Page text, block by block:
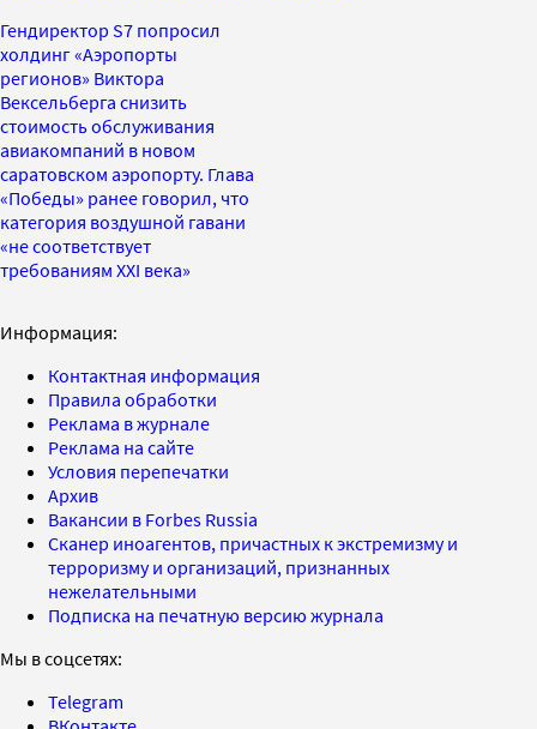
Гендиректор S7 попросил
холдинг «Аэропорты
регионов» Виктора
Вексельберга снизить
стоимость обслуживания
авиакомпаний в новом
саратовском аэропорту. Глава
«Победы» ранее говорил, что
категория воздушной гавани
«не соответствует
требованиям XXI века»
Информация:
Контактная информация
Правила обработки
Реклама в журнале
Реклама на сайте
Условия перепечатки
Архив
Вакансии в Forbes Russia
Сканер иноагентов, причастных к экстремизму и
терроризму и организаций, признанных
нежелательными
Подписка на печатную версию журнала
Мы в соцсетях:
Telegram